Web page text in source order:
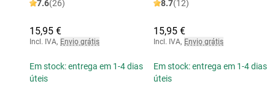
7.6(26)
15,95 €
Incl. IVA, Envio grátis
Em stock: entrega em 1-4 dias
úteis
8.7(12)
15,95 €
Incl. IVA, Envio grátis
Em stock: entrega em 1-4 dias
úteis